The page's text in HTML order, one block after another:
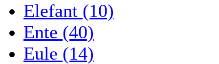
Elefant (10)
Ente (40)
Eule (14)